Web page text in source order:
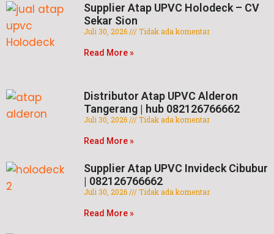
Supplier Atap UPVC Holodeck – CV
Sekar Sion
Juli 30, 2026 Tidak ada komentar
Read More »
Distributor Atap UPVC Alderon
Tangerang | hub 082126766662
Juli 30, 2026 Tidak ada komentar
Read More »
Supplier Atap UPVC Invideck Cibubur
| 082126766662
Juli 30, 2026 Tidak ada komentar
Read More »